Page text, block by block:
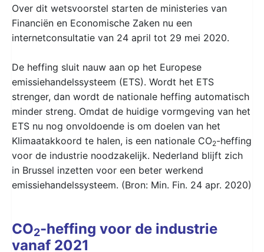
Over dit wetsvoorstel starten de ministeries van
Financiën en Economische Zaken nu een
internetconsultatie van 24 april tot 29 mei 2020.
De heffing sluit nauw aan op het Europese
emissiehandelssysteem (ETS). Wordt het ETS
strenger, dan wordt de nationale heffing automatisch
minder streng. Omdat de huidige vormgeving van het
ETS nu nog onvoldoende is om doelen van het
Klimaatakkoord te halen, is een nationale CO2-heffing
voor de industrie noodzakelijk. Nederland blijft zich
in Brussel inzetten voor een beter werkend
emissiehandelssysteem. (Bron: Min. Fin. 24 apr. 2020)
CO2-heffing voor de industrie
vanaf 2021